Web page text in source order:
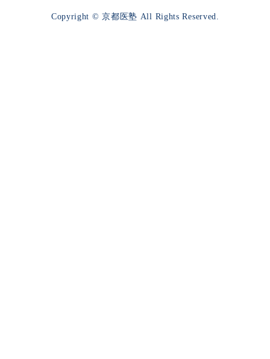
Copyright © 京都医塾 All Rights Reserved.